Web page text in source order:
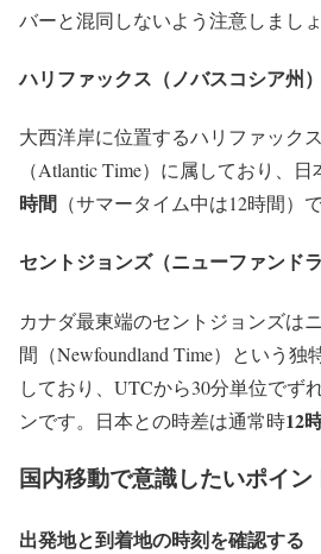
バーと混同しないよう注意しましょ
ハリファックス（ノバスコシア州）
大西洋岸に位置するハリファック
（Atlantic Time）に属しており、
時間 （サマータイム中は12時間）で
セントジョンズ（ニューファンド
カナダ最東端のセントジョンズは
間（Newfoundland Time）という
しており、UTCから30分単位でず
ンです。日本との時差は通常時12
国内移動で意識したいポイン
出発地と到着地の時刻を確認する